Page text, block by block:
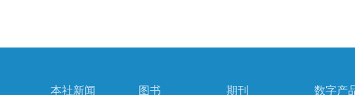
本社新闻 图书 期刊 数字产